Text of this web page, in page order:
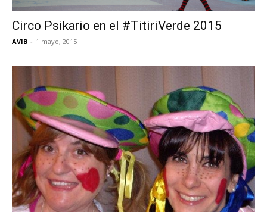
Circo Psikario en el #TitiriVerde 2015
AVIB - 1 mayo, 2015